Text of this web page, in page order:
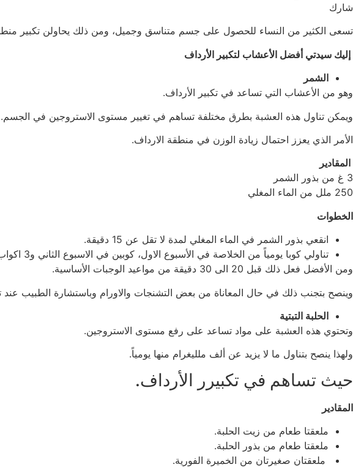
شارك
تسعى الكثير من النساء للحصول على جسم متناسق وجميل، ومن ذلك يحاولن تكبير
إليك سيدتي أفضل الأعشاب لتكبير الأرداف
الشمر
وهو من الأعشاب التي تساعد في تكبير الأرداف.
ويمكن تناول هذه العشبة بطرق مختلفة تساهم في تغيير مستوى الاستروجين في الجسم.
الأمر الذي يعزز احتمال زيادة الوزن في منطقة الارداف.
المقادير
3 غ من بذور الشمر
250 ملل من الماء المغلي
الخطوات
انقعي بذور الشمر في الماء المغلي لمدة لا تقل عن 15 دقيقة.
تناولي كوبا يومياً من الخلاصة في الأسبوع الاول، كوبين في الاسبوع الثاني و3 اكواب في الأسبوع الثالث.
ومن الأفضل فعل ذلك قبل 20 الى 30 دقيقة من مواعيد الوجبات الأساسية.
وينصح بتجنب ذلك في حال المعاناة من بعض التشنجات والاورام وباستشارة الطبيب عند
الحلبة التبتية
وتحتوي هذه العشبة على مواد تساعد على رفع مستوى الاستروجين.
ولهذا ينصح بتناول ما لا يزيد عن ألف ملليغرام منها يومياً.
حيث تساهم في تكبيرر الأرداف.
المقادير
ملعقتا طعام من زيت الحلبة.
ملعقتا طعام من بذور الحلبة.
ملعقتان صغيرتان من الخميرة الفورية.